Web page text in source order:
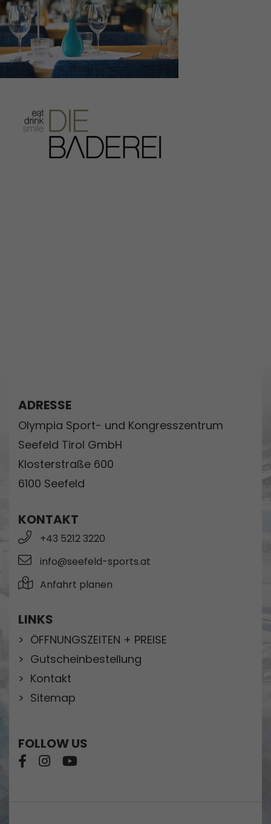
ADRESSE
Olympia Sport- und Kongresszentrum
Seefeld Tirol GmbH
Klosterstraße 600
6100 Seefeld
KONTAKT
+43 5212 3220
info@seefeld-sports.at
Anfahrt planen
LINKS
ÖFFNUNGSZEITEN + PREISE
Gutscheinbestellung
Kontakt
Sitemap
FOLLOW US